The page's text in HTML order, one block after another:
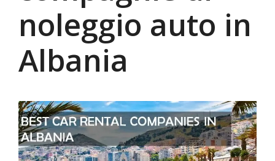
noleggio auto in
Albania